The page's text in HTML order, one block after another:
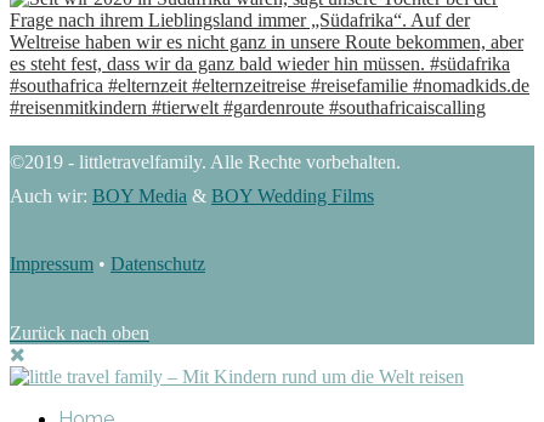
©2019 - littletravelfamily. Alle Rechte vorbehalten.
Auch wir: BOY Media & BOY Wedding Films
Impressum • Datenschutz
Zurück nach oben